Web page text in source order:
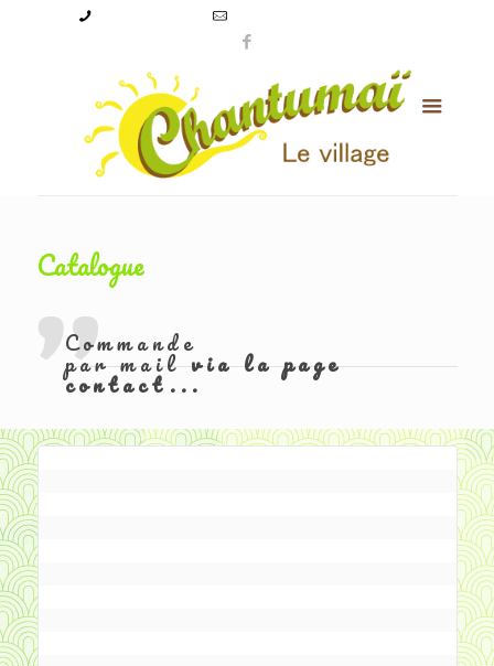
Catalogue
Commande
par mailvia la page
contact...